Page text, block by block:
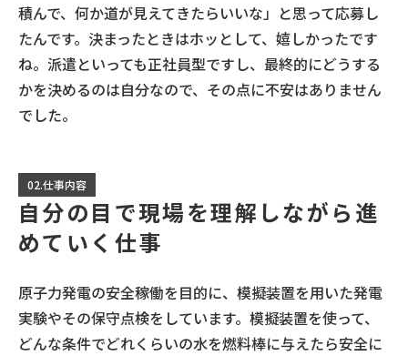
積んで、何か道が見えてきたらいいな」と思って応募し
たんです。決まったときはホッとして、嬉しかったです
ね。派遣といっても正社員型ですし、最終的にどうする
かを決めるのは自分なので、その点に不安はありません
でした。
02.仕事内容
自分の目で現場を理解しながら進
めていく仕事
原子力発電の安全稼働を目的に、模擬装置を用いた発電
実験やその保守点検をしています。模擬装置を使って、
どんな条件でどれくらいの水を燃料棒に与えたら安全に